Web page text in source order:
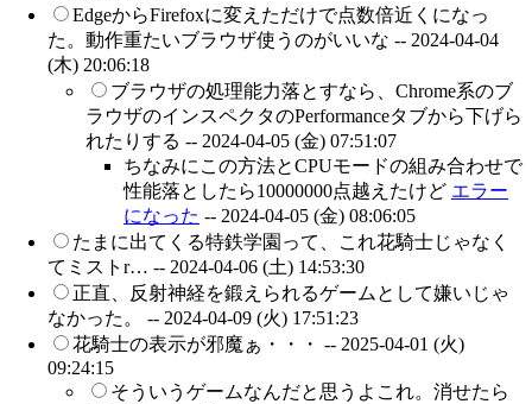
EdgeからFirefoxに変えただけで点数倍近くになっ
た。動作重たいブラウザ使うのがいいな -- 2024-04-04
(木) 20:06:18
ブラウザの処理能力落とすなら、Chrome系のブ
ラウザのインスペクタのPerformanceタブから下げら
れたりする -- 2024-04-05 (金) 07:51:07
ちなみにこの方法とCPUモードの組み合わせで
性能落としたら10000000点越えたけど エラー
になった -- 2024-04-05 (金) 08:06:05
たまに出てくる特鉄学園って、これ花騎士じゃなく
てミストr… -- 2024-04-06 (土) 14:53:30
正直、反射神経を鍛えられるゲームとして嫌いじゃ
なかった。 -- 2024-04-09 (火) 17:51:23
花騎士の表示が邪魔ぁ・・・ -- 2025-04-01 (火)
09:24:15
そういうゲームなんだと思うよこれ。消せたら